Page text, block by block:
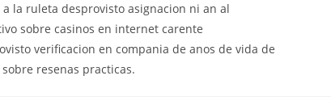
la ruleta desprovisto asignacion ni an al
sobre casinos en internet carente
verificacion en compania de anos de vida de
resenas practicas.